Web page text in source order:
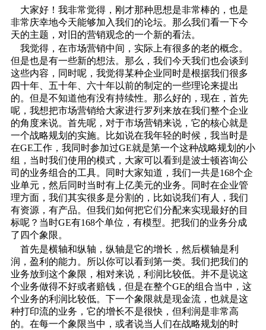
大家好！我非常觉得，刚才那种思想是非常棒的，也是
非常庆幸地今天能够加入我们的论坛。那么我们看一下今
天的主题，对旧的营销观念的一个新的看法。
我觉得，在市场营销中间，实际上有很多的老的概念。
但是也是有一些新的想法。那么，我们今天我们也会谈到
这些内容，同时呢，我觉得某种企业同时是根据我们很多
四十年、五十年、六十年以前的制定的一些理论来提出
的。但是不知道他有没有持续性。那么好的，现在，首先
呢，我想把市场营销给大家进行罗列来放在我们整个企业
的角度来说。首先呢，对于市场营销来说，它的核心就是
一个战略规划的实施。比如说在我年轻的时候，我当时是
在GE工作，我同时参加过GE就是第一个这种战略规划的小
组，当时我们使用的模式，大家可以看到是波士顿咨询公
司的业务组合的工具。同时大家知道，我们一共是168个企
业单元，然后同时当时有上亿美元的业务。同时在企业管
理方面，我们其实很多是分割的，比如说我们有人，我们
有资源，有产品。但我们如何把它们分配来实现最好的目
标呢？当时GE有168个单位，有模型。把我们的业务分成
了四个象限。
首先是横轴和纵轴，纵轴是它的增长，然后横轴是利
润，盈利的能力。所以你可以看到第一类。我们把我们的
业务放到这个象限，相对来说，利润比较低。并不是说这
个业务做得不好或者赔钱，但是在整个GE的组合当中，这
个业务的利润比较低。下一个象限就是现金流，也就是这
种打印流的业务，它的增长不是很快，但利润是非常高
的。在每一个象限当中，或者说当人们在战略规划的时